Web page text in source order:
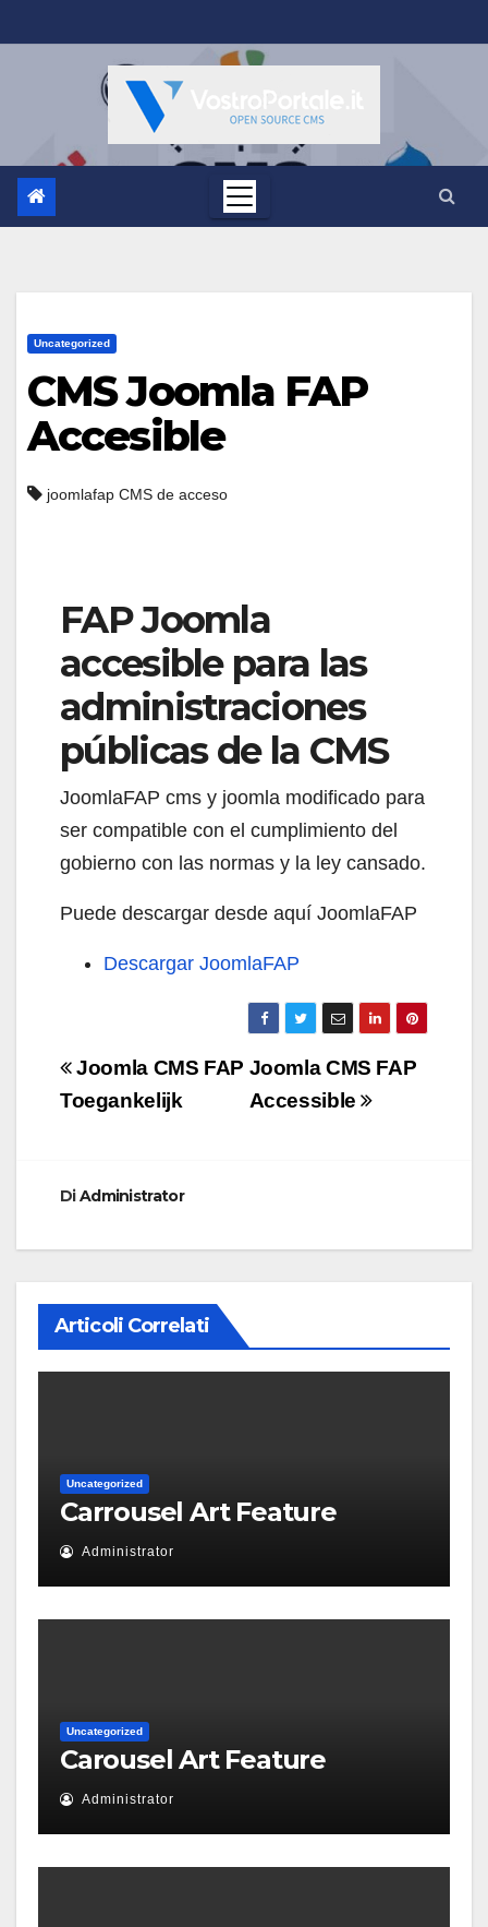
al
Uncategorized
CMS Joomla FAP
Accesible
joomlafap CMS de acceso
FAP Joomla
accesible para las
administraciones
públicas de la CMS
JoomlaFAP cms y joomla modificado para
ser compatible con el cumplimiento del
gobierno con las normas y la ley cansado.
Puede descargar desde aquí JoomlaFAP
Descargar JoomlaFAP
Navigazione
articoli
Joomla CMS FAP
Accessible
Joomla CMS FAP
Toegankelijk
DiAdministrator
Articoli Correlati
Uncategorized
Carrousel Art Feature
Administrator
Uncategorized
Carousel Art Feature
Administrator